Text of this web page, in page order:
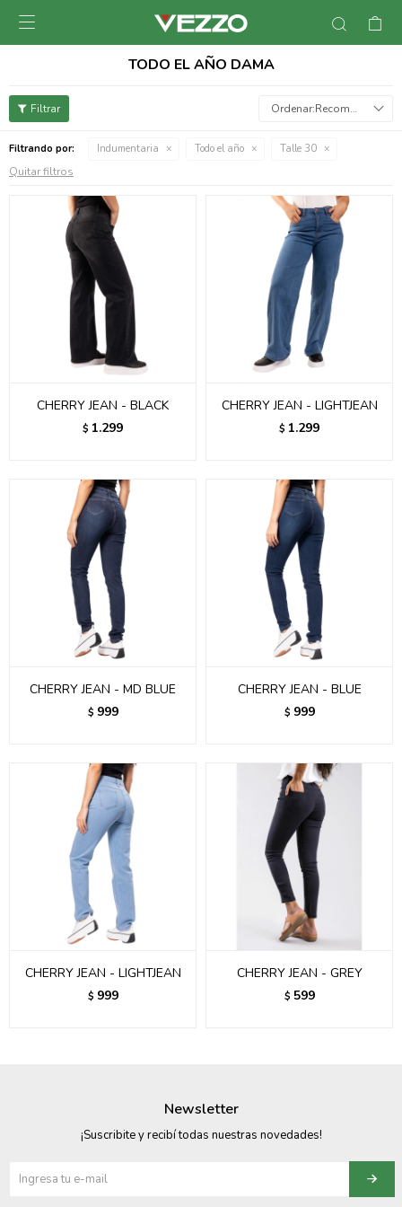

TODO EL AÑO DAMA
Recomendados
Filtrando por: Indumentaria Todo el año Talle 30
Quitar filtros
CHERRY JEAN - BLACK
$ 1.299
CHERRY JEAN - LIGHTJEAN
$ 1.299
CHERRY JEAN - MD BLUE
$ 999
CHERRY JEAN - BLUE
$ 999
CHERRY JEAN - LIGHTJEAN
$ 999
CHERRY JEAN - GREY
$ 599
Newsletter
¡Suscribite y recibí todas nuestras novedades!